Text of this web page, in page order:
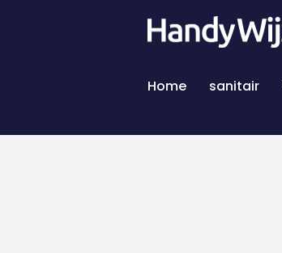
Home sanitair